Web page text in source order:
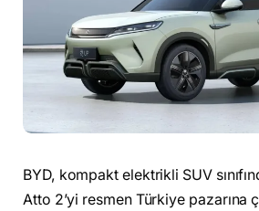
BYD, kompakt elektrikli SUV
Atto 2’yi resmen Türkiye pazarına